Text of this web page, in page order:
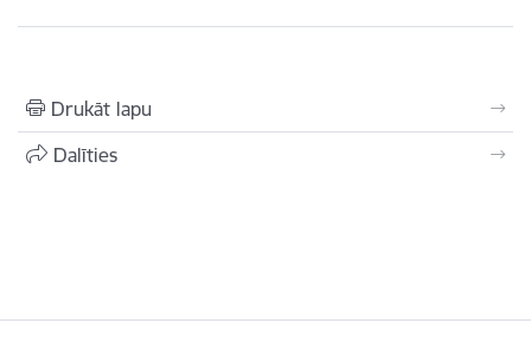
Drukāt lapu
Dalīties